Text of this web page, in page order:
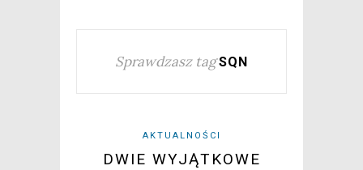
Sprawdzasz tag SQN
AKTUALNOŚCI
DWIE WYJĄTKOWE